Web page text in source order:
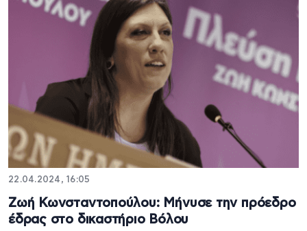
22.04.2024, 16:05
Ζωή Κωνσταντοπούλου: Μήνυσε την πρόεδρο
έδρας στο δικαστήριο Βόλου